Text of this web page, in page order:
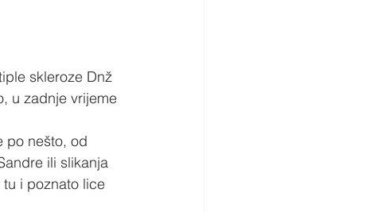
skleroze Dnž
u zadnje vrijeme
po nešto, od
ili slikanja
i poznato lice